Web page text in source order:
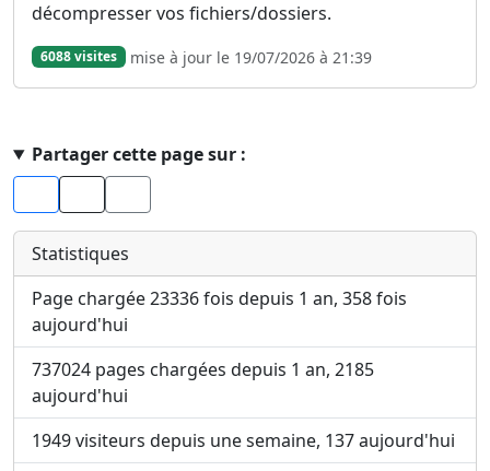
décompresser vos fichiers/dossiers.
6088 visites mise à jour le 19/07/2026 à 21:39
Partager cette page sur :
Facebook
Statistiques
Page chargée 23336 fois depuis 1 an, 358 fois
aujourd'hui
737024 pages chargées depuis 1 an, 2185
aujourd'hui
1949 visiteurs depuis une semaine, 137 aujourd'hui